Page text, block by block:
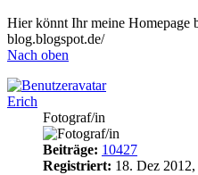
Hier könnt Ihr meine Homepage
blog.blogspot.de/
Nach oben
Erich
Fotograf/in
Beiträge: 10427
Registriert: 18. Dez